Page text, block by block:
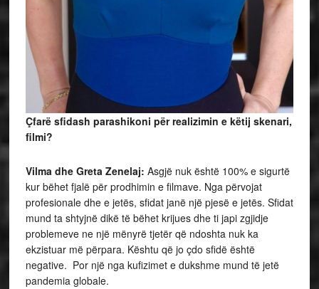
Çfarë sfidash parashikoni për realizimin e këtij skenari,
filmi?
Vilma dhe Greta Zenelaj: Asgjë nuk është 100% e sigurtë
kur bëhet fjalë për prodhimin e filmave. Nga përvojat
profesionale dhe e jetës, sfidat janë një pjesë e jetës. Sfidat
mund ta shtyjnë dikë të bëhet krijues dhe ti japi zgjidje
problemeve ne një mënyrë tjetër që ndoshta nuk ka
ekzistuar më përpara. Kështu që jo çdo sfidë është
negative. Por një nga kufizimet e dukshme mund të jetë
pandemia globale.